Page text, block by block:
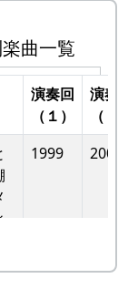
と加美の里
とができま
年分」でし
け取り、バ
してたら、
れたのを覚
い“たまご
でき、「音
間でした
とポン四郎
ポン四郎
曲一覧
演奏回
（１）
演奏回
（２）
1999 2002